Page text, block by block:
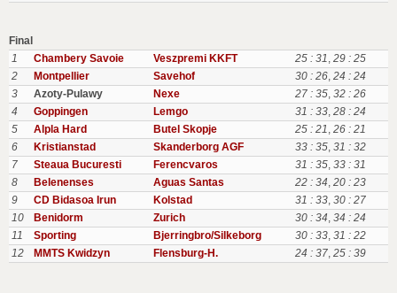
Final
1
Chambery Savoie Veszpremi KKFT 25 : 31, 29 : 25
2
Montpellier Savehof 30 : 26, 24 : 24
3
Azoty-Pulawy Nexe 27 : 35, 32 : 26
4
Goppingen Lemgo 31 : 33, 28 : 24
5
Alpla Hard Butel Skopje 25 : 21, 26 : 21
6
Kristianstad Skanderborg AGF 33 : 35, 31 : 32
7
Steaua Bucuresti Ferencvaros 31 : 35, 33 : 31
8
Belenenses Aguas Santas 22 : 34, 20 : 23
9
CD Bidasoa Irun Kolstad 31 : 33, 30 : 27
10
Benidorm Zurich 30 : 34, 34 : 24
11
Sporting Bjerringbro/Silkeborg 30 : 33, 31 : 22
12
MMTS Kwidzyn Flensburg-H. 24 : 37, 25 : 39